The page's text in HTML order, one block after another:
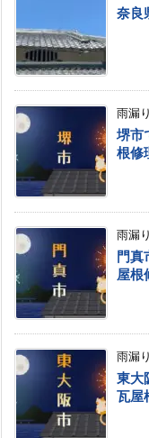
奈良
雨漏
堺市
根修
雨漏
門真
屋根
雨漏
東大
瓦屋